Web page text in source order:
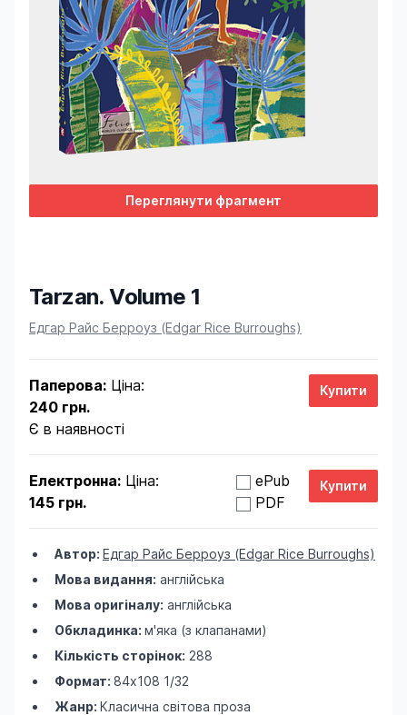
Переглянути фрагмент
Tarzan. Volume 1
Product information
Едгар Райс Берроуз (Edgar Rice Burroughs)
Паперова: Ціна:
240 грн.
Є в наявності
Електронна: Ціна:
145 грн.
ePub
PDF
Автор: Едгар Райс Берроуз (Edgar Rice Burroughs)
Мова видання: англійська
Мова оригіналу: англійська
Обкладинка: м'яка (з клапанами)
Кількість сторінок: 288
Формат: 84х108 1/32
Жанр: Класична світова проза